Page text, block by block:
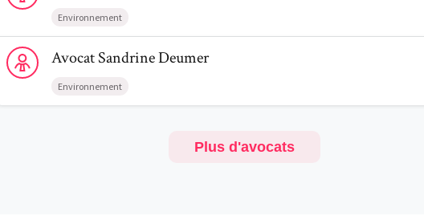
Environnement
Voir le profil de AvocatSandrine Deumer
AvocatSandrineDeumer
Environnement
Plus d'avocats